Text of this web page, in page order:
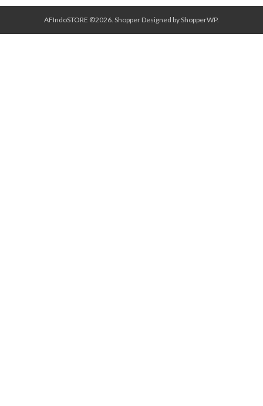
AFIndoSTORE ©2026. Shopper Designed byShopperWP.